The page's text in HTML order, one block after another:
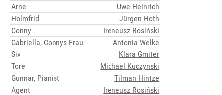
Arne
Uwe Heinrich
Holmfrid
Jürgen Hoth
Conny
Ireneusz Rosiński
Gabriella, Connys Frau
Antonia Welke
Siv
Klara Gmiter
Tore
Michael Kuczynski
Gunnar, Pianist
Tilman Hintze
Agent
Ireneusz Rosiński